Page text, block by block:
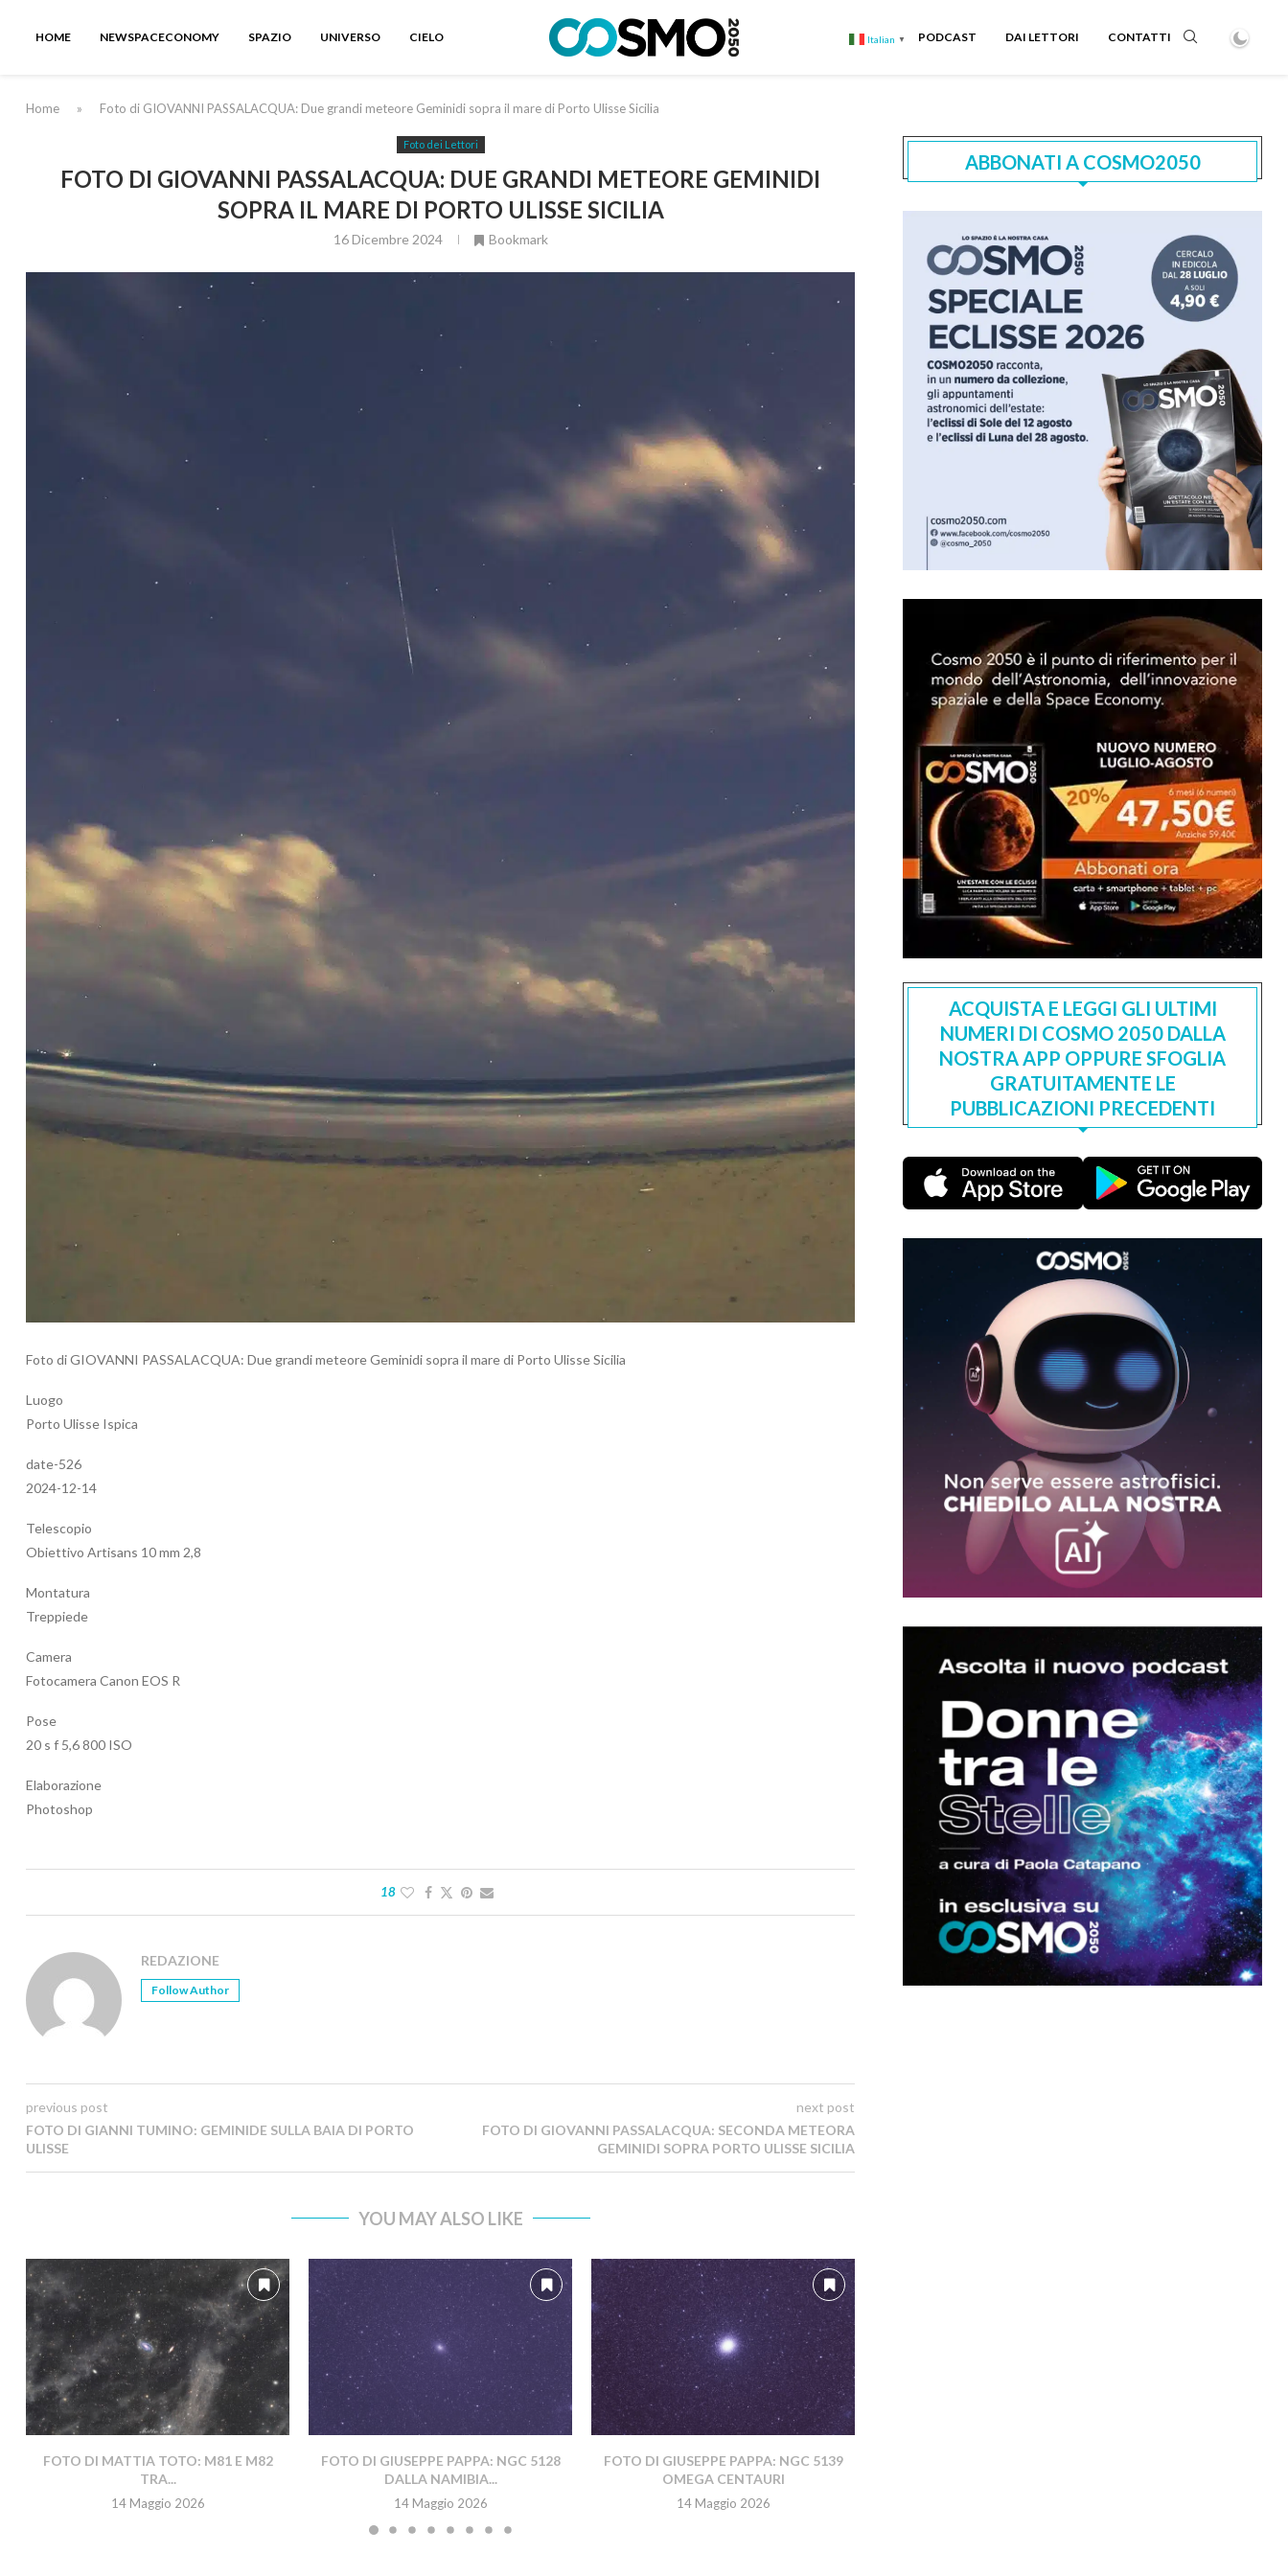
HOME NEWSPACECONOMY SPAZIO UNIVERSO CIELO Italian ▼ PODCAST DAI LETTORI CONTATTI
Home » Foto di GIOVANNI PASSALACQUA: Due grandi meteore Geminidi sopra il mare di Porto Ulisse Sicilia
Foto dei Lettori
FOTO DI GIOVANNI PASSALACQUA: DUE GRANDI METEORE GEMINIDI
SOPRA IL MARE DI PORTO ULISSE SICILIA
16 Dicembre 2024 Bookmark
Foto di GIOVANNI PASSALACQUA: Due grandi meteore Geminidi sopra il mare di Porto Ulisse Sicilia
Luogo
Porto Ulisse Ispica
date-526
2024-12-14
Telescopio
Obiettivo Artisans 10 mm 2,8
Montatura
Treppiede
Camera
Fotocamera Canon EOS R
Pose
20 s f 5,6 800 ISO
Elaborazione
Photoshop
18
REDAZIONE
Follow Author
previous post
FOTO DI GIANNI TUMINO: GEMINIDE SULLA BAIA DI PORTO
ULISSE
next post
FOTO DI GIOVANNI PASSALACQUA: SECONDA METEORA
GEMINIDI SOPRA PORTO ULISSE SICILIA
YOU MAY ALSO LIKE
FOTO DI MATTIA TOTO: M81 E M82
TRA...
14 Maggio 2026
FOTO DI GIUSEPPE PAPPA: NGC 5128
DALLA NAMIBIA...
14 Maggio 2026
FOTO DI GIUSEPPE PAPPA: NGC 5139
OMEGA CENTAURI
14 Maggio 2026
ABBONATI A COSMO2050
ACQUISTA E LEGGI GLI ULTIMI
NUMERI DI COSMO 2050 DALLA
NOSTRA APP OPPURE SFOGLIA
GRATUITAMENTE LE
PUBBLICAZIONI PRECEDENTI